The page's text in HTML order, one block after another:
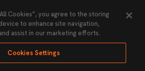
Política de Privacitat
Accessibilitat
Cookies”, you agree to the storing
to enhance site navigation,
assist in our marketing efforts.
Cookies Settings